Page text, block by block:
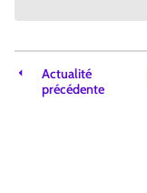
Actualité
précédente